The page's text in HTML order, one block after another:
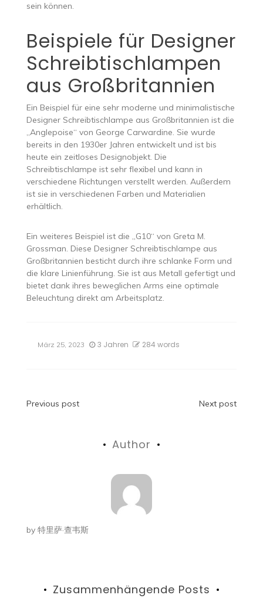
sein können.
Beispiele für Designer
Schreibtischlampen
aus Großbritannien
Ein Beispiel für eine sehr moderne und minimalistische
Designer Schreibtischlampe aus Großbritannien ist die
„Anglepoise“ von George Carwardine. Sie wurde
bereits in den 1930er Jahren entwickelt und ist bis
heute ein zeitloses Designobjekt. Die
Schreibtischlampe ist sehr flexibel und kann in
verschiedene Richtungen verstellt werden. Außerdem
ist sie in verschiedenen Farben und Materialien
erhältlich.
Ein weiteres Beispiel ist die „G10“ von Greta M.
Grossman. Diese Designer Schreibtischlampe aus
Großbritannien besticht durch ihre schlanke Form und
die klare Linienführung. Sie ist aus Metall gefertigt und
bietet dank ihres beweglichen Arms eine optimale
Beleuchtung direkt am Arbeitsplatz.
März 25, 2023 3 Jahren 284 words
Beitragsnavigation
Previous post Next post
Author
by 特里萨·查韦斯
Zusammenhängende Posts